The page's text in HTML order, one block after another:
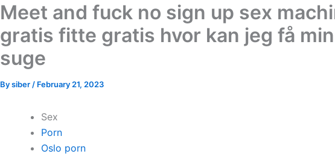
Meet and fuck no sign up sex
gratis fitte gratis hvor kan jeg få
suge
Bysiber / February 21, 2023
Sex
Porn
Oslo porn